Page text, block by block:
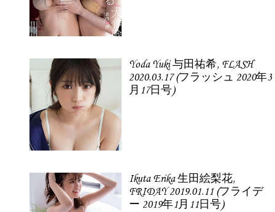
Yoda Yuki 与田祐希, FLASH
2020.03.17 (フラッシュ 2020年3
月17日号)
Ikuta Erika 生田絵梨花,
FRIDAY 2019.01.11 (フライデ
ー 2019年1月11日号)